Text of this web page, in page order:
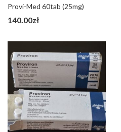
Provi-Med 60tab (25mg)
140.00zł